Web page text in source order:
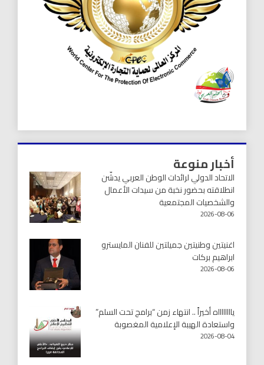
أخبار منوعة
الاتحاد الدولي لرائدات الوطن العربي يدشّن
انطلاقته بحضور نخبة من سيدات الأعمال
والشخصيات المجتمعية
2026-08-06
اغنيتين وطنيتين جميلتين للفنان المايسترو
ابراهيم بركات
2026-08-06
يااااااااه أخيراً .. انتهاء زمن “برامج تحت السلم”
واستعادة الهيبة الإعلامية المغصوبة
2026-08-04